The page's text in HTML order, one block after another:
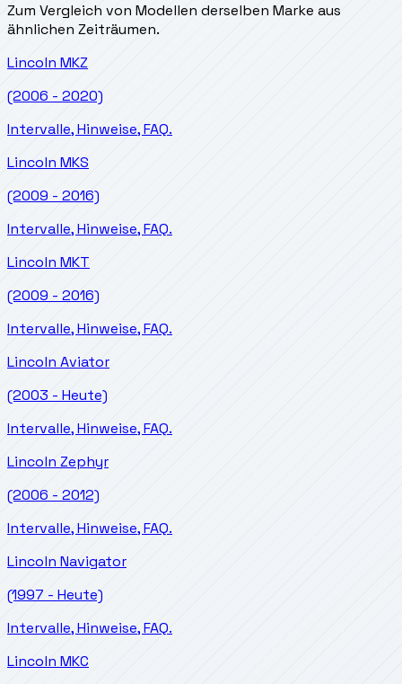
Zum Vergleich von Modellen derselben Marke aus
ähnlichen Zeiträumen.
Lincoln MKZ
(2006 - 2020)
Intervalle, Hinweise, FAQ.
Lincoln MKS
(2009 - 2016)
Intervalle, Hinweise, FAQ.
Lincoln MKT
(2009 - 2016)
Intervalle, Hinweise, FAQ.
Lincoln Aviator
(2003 - Heute)
Intervalle, Hinweise, FAQ.
Lincoln Zephyr
(2006 - 2012)
Intervalle, Hinweise, FAQ.
Lincoln Navigator
(1997 - Heute)
Intervalle, Hinweise, FAQ.
Lincoln MKC